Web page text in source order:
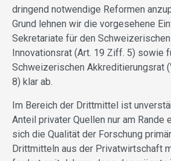
dringend notwendige Reformen
Grund lehnen wir die vorgesehene
Sekretariate für den
Innovationsrat (Art. 19 Ziff. 5) sowie
Schweizerischen Akkreditierungsrat
8) klar ab.
Im Bereich der Drittmittel ist
Anteil privater Quellen nur am Rande
sich die Qualität der Forschung
Drittmitteln aus der Privatwirtschaft